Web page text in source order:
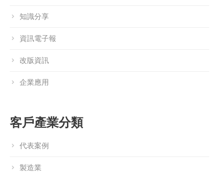
知識分享
資訊電子報
改版資訊
企業應用
客戶產業分類
代表案例
製造業